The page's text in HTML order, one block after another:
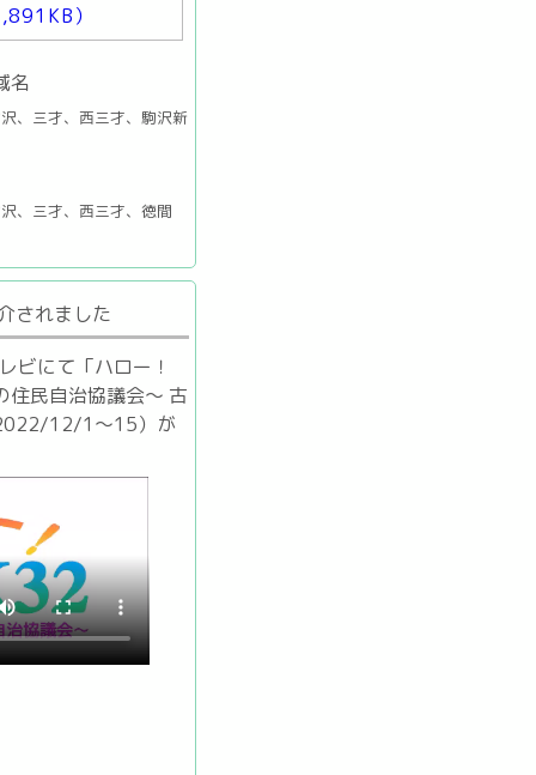
）
名
、三才、西三才、駒沢新
、三才、西三才、徳間
されました
ビにて「ハロー！
住民自治協議会～ 古
12/1～15）が